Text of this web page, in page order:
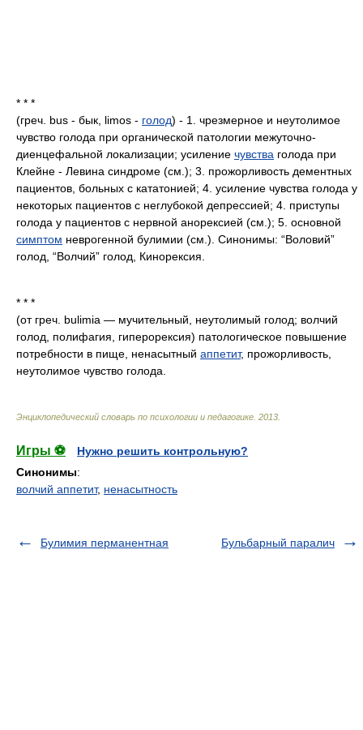
* * *
(греч. bus - бык, limos - голод) - 1. чрезмерное и неутолимое
чувство голода при органической патологии межуточно-
диенцефальной локализации; усиление чувства голода при
Клейне - Левина синдроме (см.); 3. прожорливость дементных
пациентов, больных с кататонией; 4. усиление чувства голода у
некоторых пациентов с неглубокой депрессией; 4. приступы
голода у пациентов с нервной анорексией (см.); 5. основной
симптом неврогенной булимии (см.). Синонимы: “Воловий”
голод, “Волчий” голод, Кинорексия.
* * *
(от греч. bulimia — мучительный, неутолимый голод; волчий
голод, полифагия, гиперорексия) патологическое повышение
потребности в пище, ненасытный аппетит, прожорливость,
неутолимое чувство голода.
Энциклопедический словарь по психологии и педагогике 2013
Игры ⚽
Нужно решить контрольную?
Синонимы:
волчий аппетит, ненасытность
Булимия перманентная Бульбарный паралич